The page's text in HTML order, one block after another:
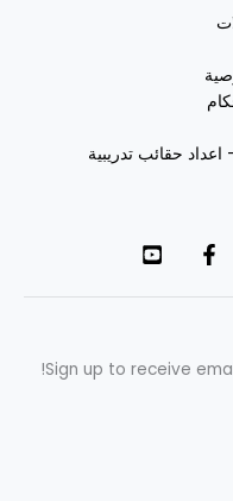
اعداد حقائب تدريبية
Sign up to receive